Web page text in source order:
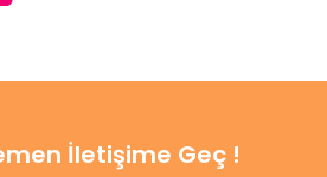
İletişime Geç !